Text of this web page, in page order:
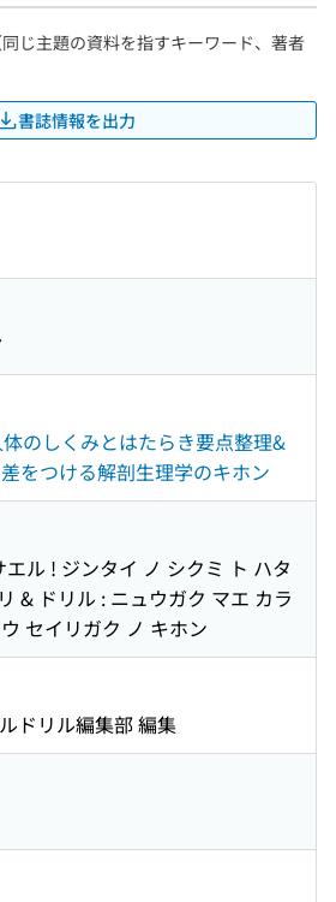
じ主題の資料を指すキーワード、著者
書誌情報を出力
のしくみとはたらき要点整理&
をつける解剖生理学のキホン
ル ! ジンタイ ノ シクミ ト ハタ
& ドリル : ニュウガク マエ カラ
セイリガク ノ キホン
ドリル編集部 編集